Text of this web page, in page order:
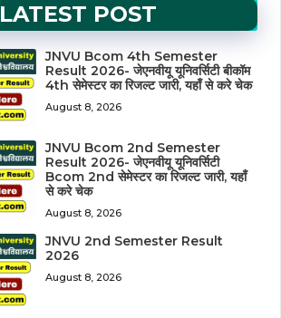
LATEST POST
JNVU Bcom 4th Semester
Result 2026- जेएनवीयू यूनिवर्सिटी बीकॉम
4th सेमेस्टर का रिजल्ट जारी, यहाँ से करे चेक
August 8, 2026
JNVU Bcom 2nd Semester
Result 2026- जेएनवीयू यूनिवर्सिटी
Bcom 2nd सेमेस्टर का रिजल्ट जारी, यहाँ
से करे चेक
August 8, 2026
JNVU 2nd Semester Result
2026
August 8, 2026